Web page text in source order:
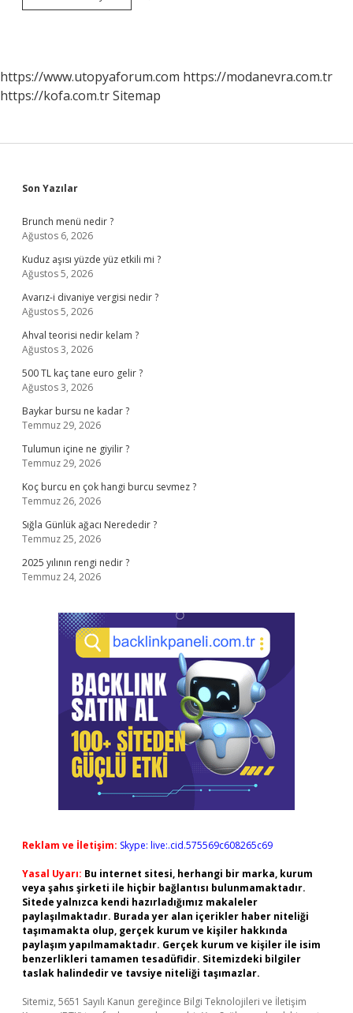
Ne
https://www.utopyaforum.com https://modanevra.com.tr
https://kofa.com.trSitemap
Sidebar
Son Yazılar
Brunch menü nedir ?
Ağustos 6, 2026
Kuduz aşısı yüzde yüz etkili mi ?
Ağustos 5, 2026
Avarız-i divaniye vergisi nedir ?
Ağustos 5, 2026
Ahval teorisi nedir kelam ?
Ağustos 3, 2026
500 TL kaç tane euro gelir ?
Ağustos 3, 2026
Baykar bursu ne kadar ?
Temmuz 29, 2026
Tulumun içine ne giyilir ?
Temmuz 29, 2026
Koç burcu en çok hangi burcu sevmez ?
Temmuz 26, 2026
Sığla Günlük ağacı Nerededir ?
Temmuz 25, 2026
2025 yılının rengi nedir ?
Temmuz 24, 2026
Reklam ve İletişim: Skype: live:.cid.575569c608265c69
Yasal Uyarı: Bu internet sitesi, herhangi bir marka, kurum
veya şahıs şirketi ile hiçbir bağlantısı bulunmamaktadır.
Sitede yalnızca kendi hazırladığımız makaleler
paylaşılmaktadır. Burada yer alan içerikler haber niteliği
taşımamakta olup, gerçek kurum ve kişiler hakkında
paylaşım yapılmamaktadır. Gerçek kurum ve kişiler ile isim
benzerlikleri tamamen tesadüfidir. Sitemizdeki bilgiler
taslak halindedir ve tavsiye niteliği taşımazlar.
Sitemiz, 5651 Sayılı Kanun gereğince Bilgi Teknolojileri ve İletişim